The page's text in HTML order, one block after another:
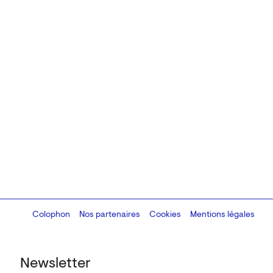
Newsletter
Colophon
Design:Marcel Kaczmarek, code:8080.studio
Nos partenaires Cookies Mentions légales